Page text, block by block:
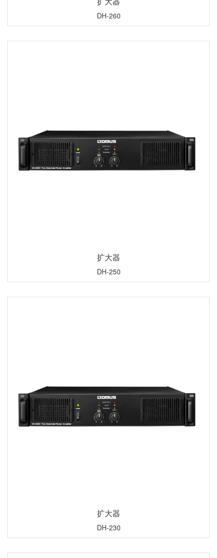
DH-260
扩大器
DH-250
扩大器
DH-230